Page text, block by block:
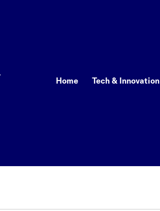
Home Tech & Innovation